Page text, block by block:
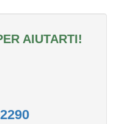
AIUTARTI!